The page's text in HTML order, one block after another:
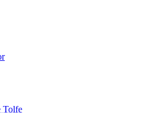
Tolfe